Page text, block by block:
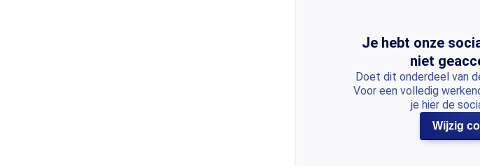
Je hebt onze
niet
Doet dit onderdeel van
Voor een volledig
je hier de
Wijzig